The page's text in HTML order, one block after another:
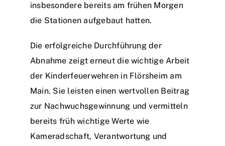
insbesondere bereits am frühen Morgen
die Stationen aufgebaut hatten.
Die erfolgreiche Durchführung der
Abnahme zeigt erneut die wichtige Arbeit
der Kinderfeuerwehren in Flörsheim am
Main. Sie leisten einen wertvollen Beitrag
zur Nachwuchsgewinnung und vermitteln
bereits früh wichtige Werte wie
Kameradschaft, Verantwortung und